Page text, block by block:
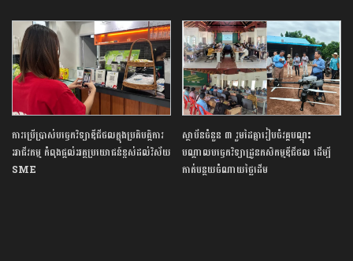
ការប្រើប្រាស់បច្ចេកវិទ្យាឌីជីថលក្នុងប្រតិបត្តិការ
អាជីវកម្ម កំពុងផ្តល់អត្ថប្រយោជន៍ខ្ពស់ដល់វិស័យ
SME
ស្ថាប័នចំនួន ៣ រួមដៃគ្នារៀបចំវគ្គបណ្តុះ
បណ្តាលបច្ចេកវិទ្យាដ្រូនកសិកម្មឌីជីថល ដើម្បី
កាត់បន្ថយចំណាយថ្លៃដើម